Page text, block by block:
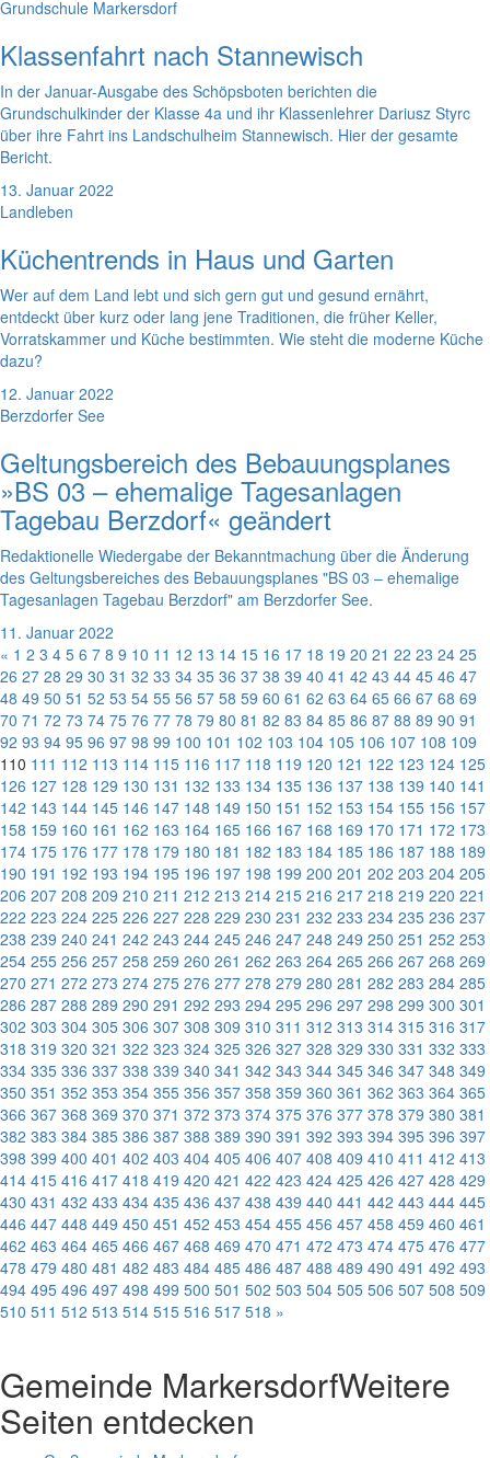
Grundschule Markersdorf
Klassenfahrt nach Stannewisch
In der Januar-Ausgabe des Schöpsboten berichten die
Grundschulkinder der Klasse 4a und ihr Klassenlehrer Dariusz Styrc
über ihre Fahrt ins Landschulheim Stannewisch. Hier der gesamte
Bericht.
13. Januar 2022
Landleben
Küchentrends in Haus und Garten
Wer auf dem Land lebt und sich gern gut und gesund ernährt,
entdeckt über kurz oder lang jene Traditionen, die früher Keller,
Vorratskammer und Küche bestimmten. Wie steht die moderne Küche
dazu?
12. Januar 2022
Berzdorfer See
Geltungsbereich des Bebauungsplanes
»BS 03 – ehemalige Tagesanlagen
Tagebau Berzdorf« geändert
Redaktionelle Wiedergabe der Bekanntmachung über die Änderung
des Geltungsbereiches des Bebauungsplanes "BS 03 – ehemalige
Tagesanlagen Tagebau Berzdorf" am Berzdorfer See.
11. Januar 2022
« 1 2 3 4 5 6 7 8 9 10 11 12 13 14 15 16 17 18 19 20 21 22 23 24 25
26 27 28 29 30 31 32 33 34 35 36 37 38 39 40 41 42 43 44 45 46 47
48 49 50 51 52 53 54 55 56 57 58 59 60 61 62 63 64 65 66 67 68 69
70 71 72 73 74 75 76 77 78 79 80 81 82 83 84 85 86 87 88 89 90 91
92 93 94 95 96 97 98 99 100 101 102 103 104 105 106 107 108 109
110 111 112 113 114 115 116 117 118 119 120 121 122 123 124 125
126 127 128 129 130 131 132 133 134 135 136 137 138 139 140 141
142 143 144 145 146 147 148 149 150 151 152 153 154 155 156 157
158 159 160 161 162 163 164 165 166 167 168 169 170 171 172 173
174 175 176 177 178 179 180 181 182 183 184 185 186 187 188 189
190 191 192 193 194 195 196 197 198 199 200 201 202 203 204 205
206 207 208 209 210 211 212 213 214 215 216 217 218 219 220 221
222 223 224 225 226 227 228 229 230 231 232 233 234 235 236 237
238 239 240 241 242 243 244 245 246 247 248 249 250 251 252 253
254 255 256 257 258 259 260 261 262 263 264 265 266 267 268 269
270 271 272 273 274 275 276 277 278 279 280 281 282 283 284 285
286 287 288 289 290 291 292 293 294 295 296 297 298 299 300 301
302 303 304 305 306 307 308 309 310 311 312 313 314 315 316 317
318 319 320 321 322 323 324 325 326 327 328 329 330 331 332 333
334 335 336 337 338 339 340 341 342 343 344 345 346 347 348 349
350 351 352 353 354 355 356 357 358 359 360 361 362 363 364 365
366 367 368 369 370 371 372 373 374 375 376 377 378 379 380 381
382 383 384 385 386 387 388 389 390 391 392 393 394 395 396 397
398 399 400 401 402 403 404 405 406 407 408 409 410 411 412 413
414 415 416 417 418 419 420 421 422 423 424 425 426 427 428 429
430 431 432 433 434 435 436 437 438 439 440 441 442 443 444 445
446 447 448 449 450 451 452 453 454 455 456 457 458 459 460 461
462 463 464 465 466 467 468 469 470 471 472 473 474 475 476 477
478 479 480 481 482 483 484 485 486 487 488 489 490 491 492 493
494 495 496 497 498 499 500 501 502 503 504 505 506 507 508 509
510 511 512 513 514 515 516 517 518 »
Gemeinde MarkersdorfWeitere
Seiten entdecken